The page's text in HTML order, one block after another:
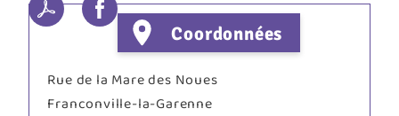
Coordonnées
Rue de la Mare des Noues
Franconville-la-Garenne